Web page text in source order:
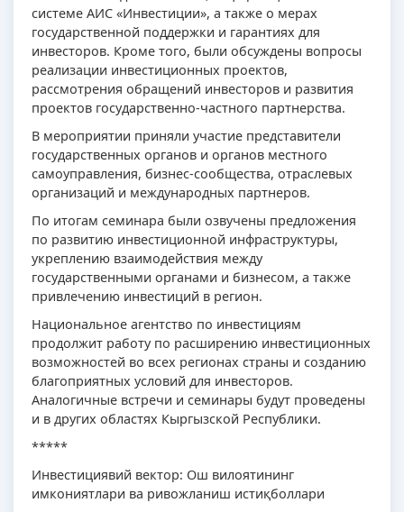
системе АИС «Инвестиции», а также о мерах
государственной поддержки и гарантиях для
инвесторов. Кроме того, были обсуждены вопросы
реализации инвестиционных проектов,
рассмотрения обращений инвесторов и развития
проектов государственно-частного партнерства.
В мероприятии приняли участие представители
государственных органов и органов местного
самоуправления, бизнес-сообщества, отраслевых
организаций и международных партнеров.
По итогам семинара были озвучены предложения
по развитию инвестиционной инфраструктуры,
укреплению взаимодействия между
государственными органами и бизнесом, а также
привлечению инвестиций в регион.
Национальное агентство по инвестициям
продолжит работу по расширению инвестиционных
возможностей во всех регионах страны и созданию
благоприятных условий для инвесторов.
Аналогичные встречи и семинары будут проведены
и в других областях Кыргызской Республики.
*****
Инвестициявий вектор: Ош вилоятининг
имкониятлари ва ривожланиш истиқболлари